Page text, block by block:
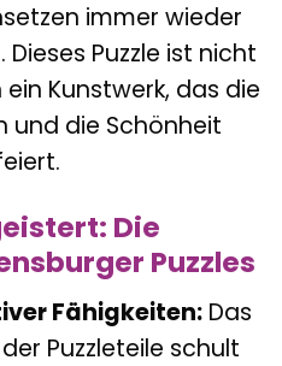
immer wieder
Puzzle ist nicht
Kunstwerk, das die
und die Schönheit
Die
Puzzles
Fähigkeiten:Das
Puzzleteile schult